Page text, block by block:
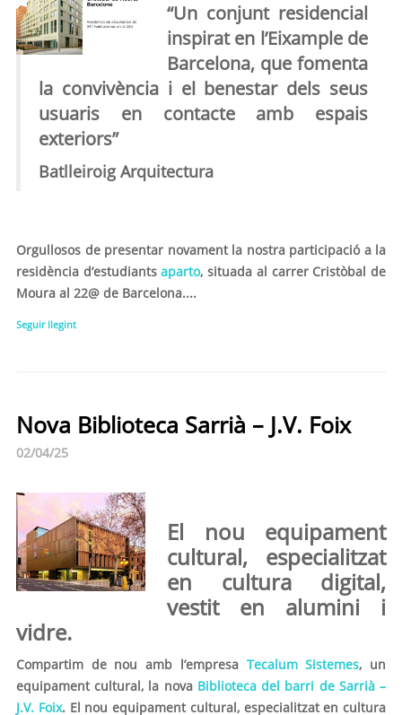
“Un conjunt residencial
inspirat en l’Eixample de
Barcelona, que fomenta
la convivència i el benestar dels seus
usuaris en contacte amb espais
exteriors”
Batlleiroig Arquitectura
Orgullosos de presentar novament la nostra participació a la
residència d’estudiantsaparto, situada al carrer Cristòbal de
Moura al 22@ de Barcelona....
Seguir llegint
Nova Biblioteca Sarrià – J.V. Foix
02/04/25
El nou equipament
cultural, especialitzat
en cultura digital,
vestit en alumini i
vidre.
Compartim de nou amb l’empresa Tecalum Sistemes, un
equipament cultural, la nova Biblioteca del barri de Sarrià –
J.V. Foix. El nou equipament cultural, especialitzat en cultura